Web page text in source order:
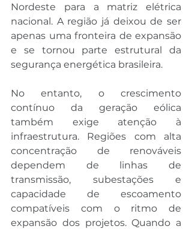
Nordeste para a matriz elétrica
nacional. A região já deixou de ser
apenas uma fronteira de expansão
e se tornou parte estrutural da
segurança energética brasileira.
No entanto, o crescimento
contínuo da geração eólica
também exige atenção à
infraestrutura. Regiões com alta
concentração de renováveis
dependem de linhas de
transmissão, subestações e
capacidade de escoamento
compatíveis com o ritmo de
expansão dos projetos. Quando a